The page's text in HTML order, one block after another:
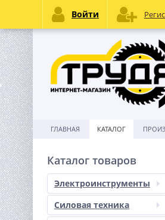
ГЛАВНАЯ КАТАЛОГ
Каталог товаров
Электроинструменты
Силовая техника
Войти